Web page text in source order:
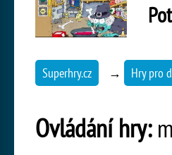
Superhry.cz → Hry pro
Ovládání hry: